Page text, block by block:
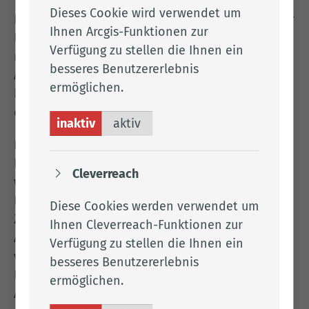
Im Mittelpunkt stehen konkrete Einblicke aus der
Praxis: Die Remmers GmbH berichtet über einen
realen Cyberangriff und zeigt, welche
Auswirkungen dieser auf Produktion, Betrieb und
Lieferfähigkeit hatte und welche Lehren sich
daraus für andere Unternehmen ableiten lassen.
Darauf aufbauend wird die aktuelle
Bedrohungslage eingeordnet und erläutert,
welche konkreten Anforderungen sich aus der
NIS2-Regulierung für Unternehmen ergeben.
Zudem wird beleuchtet, wie KI-basierte Cyber-
Angriffe die Bedrohungslage für Unternehmen
verändern und wie der gezielte Einsatz von
Künstlicher Intelligenz dazu beitragen kann,
Angriffe wirksam zu erkennen und abzuwehren.
Dieses Cookie wird verwendet um
Ihnen Arcgis-Funktionen zur
Verfügung zu stellen die Ihnen ein
besseres Benutzererlebnis
ermöglichen.
inaktiv aktiv
Cleverreach
Diese Cookies werden verwendet um
Ihnen Cleverreach-Funktionen zur
Verfügung zu stellen die Ihnen ein
besseres Benutzererlebnis
ermöglichen.